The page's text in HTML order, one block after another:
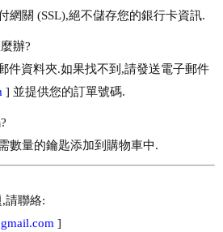
網關 (SSL),絕不儲存您的銀行卡資訊.
辦?
件資料夾.如果找不到,請發送電子郵件
] 並提供您的訂單號碼.
數量的鑰匙添加到購物車中.
請聯絡:
]